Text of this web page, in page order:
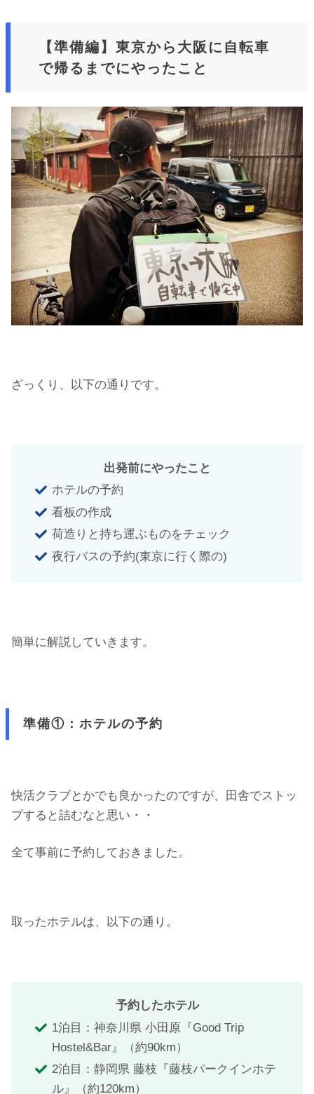
【準備編】東京から大阪に自転車
で帰るまでにやったこと
ざっくり、以下の通りです。
出発前にやったこと
ホテルの予約
看板の作成
荷造りと持ち運ぶものをチェック
夜行バスの予約(東京に行く際の)
簡単に解説していきます。
準備①：ホテルの予約
快活クラブとかでも良かったのですが、田舎でストッ
プすると詰むなと思い・・
全て事前に予約しておきました。
取ったホテルは、以下の通り。
予約したホテル
1泊目：神奈川県 小田原『Good Trip
Hostel&Bar』（約90km）
2泊目：静岡県 藤枝『藤枝パークインホテ
ル』（約120km）